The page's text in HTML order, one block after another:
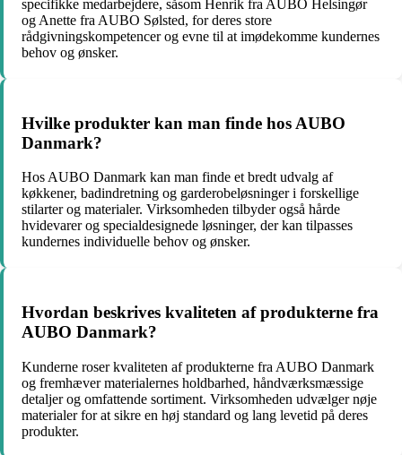
specifikke medarbejdere, såsom Henrik fra AUBO Helsingør
og Anette fra AUBO Sølsted, for deres store
rådgivningskompetencer og evne til at imødekomme kundernes
behov og ønsker.
Hvilke produkter kan man finde hos AUBO
Danmark?
Hos AUBO Danmark kan man finde et bredt udvalg af
køkkener, badindretning og garderobeløsninger i forskellige
stilarter og materialer. Virksomheden tilbyder også hårde
hvidevarer og specialdesignede løsninger, der kan tilpasses
kundernes individuelle behov og ønsker.
Hvordan beskrives kvaliteten af produkterne fra
AUBO Danmark?
Kunderne roser kvaliteten af produkterne fra AUBO Danmark
og fremhæver materialernes holdbarhed, håndværksmæssige
detaljer og omfattende sortiment. Virksomheden udvælger nøje
materialer for at sikre en høj standard og lang levetid på deres
produkter.